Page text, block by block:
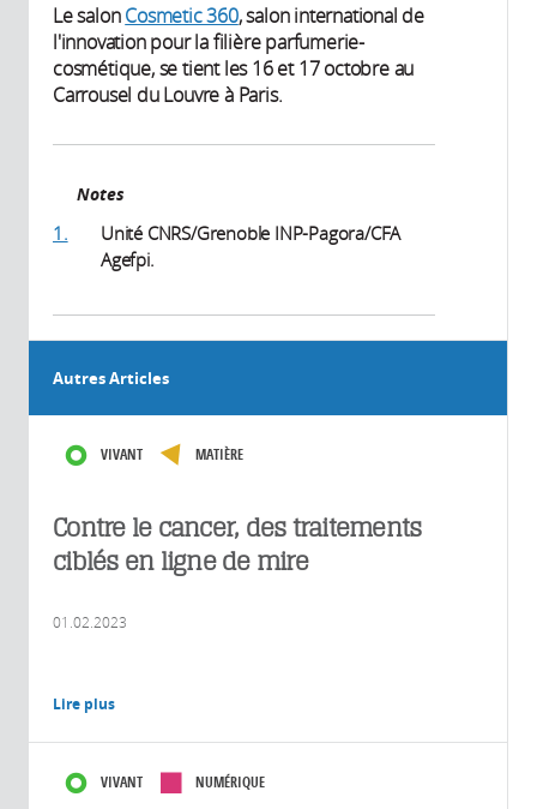
Le salonCosmetic 360, salon international de
l'innovation pour la filière parfumerie-
cosmétique, se tient les 16 et 17 octobre au
Carrousel du Louvre à Paris.
Notes
1.
Unité CNRS/Grenoble INP-Pagora/CFA
Agefpi.
Autres Articles
VIVANT MATIÈRE
Contre le cancer, des traitements
ciblés en ligne de mire
01.02.2023
Lire plus
VIVANT NUMÉRIQUE